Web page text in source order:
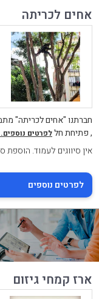
אחים לכריתה
חברתנו "אחים לכריתה"
, פתיחת חללפרטים
אין סיווגים לעמוד. הוספת
לפרטים נוספים
ארז קמחי גיזום